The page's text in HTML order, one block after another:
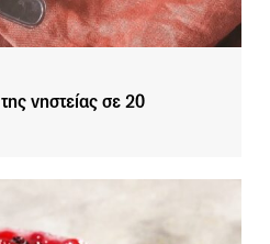
νηστείας σε 20